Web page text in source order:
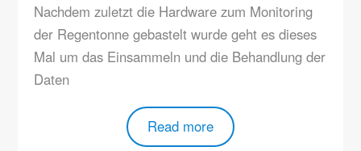
Nachdem zuletzt die Hardware zum Monitoring
der Regentonne gebastelt wurde geht es dieses
Mal um das Einsammeln und die Behandlung der
Daten
Read more